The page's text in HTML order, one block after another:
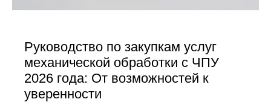
Руководство по закупкам услуг
механической обработки с ЧПУ
2026 года: От возможностей к
уверенности